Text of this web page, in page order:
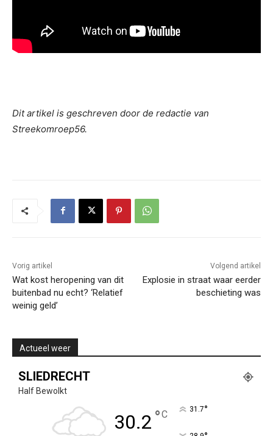
Dit artikel is geschreven door de redactie van
Streekomroep56.
Vorig artikel
Wat kost heropening van dit
buitenbad nu echt? ‘Relatief
weinig geld’
Volgend artikel
Explosie in straat waar eerder
beschieting was
Actueel weer
SLIEDRECHT
Half Bewolkt
30.2 °C 31.7°